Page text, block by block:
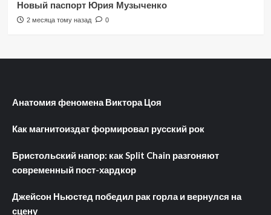
Новый паспорт Юрия Музыченко
2 месяца тому назад 0
Анатомия феномена Виктора Цоя
Как магнитоиздат формировал русский рок
Бристольский напор: как Split Chain разгоняют
современный пост-хардкор
Джейсон Ньюстед победил рак горла и вернулся на
сцену